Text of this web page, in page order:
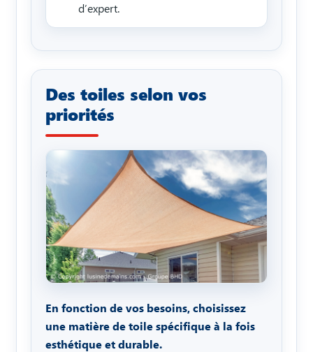
d’expert.
Des toiles selon vos
priorités
En fonction de vos besoins, choisissez
une matière de toile spécifique à la fois
esthétique et durable.